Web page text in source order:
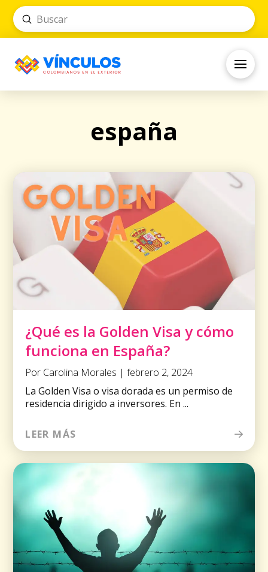
Search
Submit
españa
¿Qué es la Golden Visa y cómo
funciona en España?
Por Carolina Morales | febrero 2, 2024
La Golden Visa o visa dorada es un permiso de
residencia dirigido a inversores. En ...
LEER MÁS